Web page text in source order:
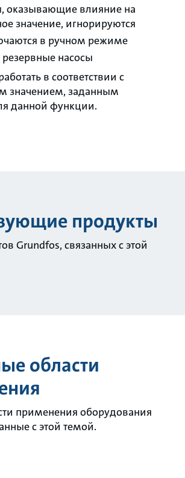
оказывающие влияние на
значение, игнорируются
в ручном режиме
насосы
в соответствии с
значением, заданным
данной функции.
продукты
Grundfos, связанных с этой
области
применения оборудования
с этой темой.